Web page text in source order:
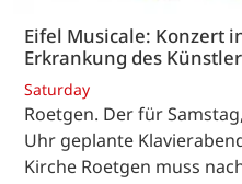
Eifel Musicale: Konzert
Erkrankung des
Saturday
Roetgen. Der für
Uhr geplante
Kirche Roetgen muss